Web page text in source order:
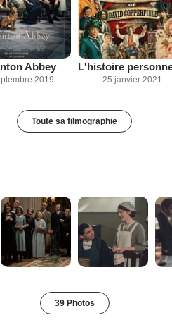
Abbey
2019 25 janvier 2021
Toute sa filmographie
39 Photos